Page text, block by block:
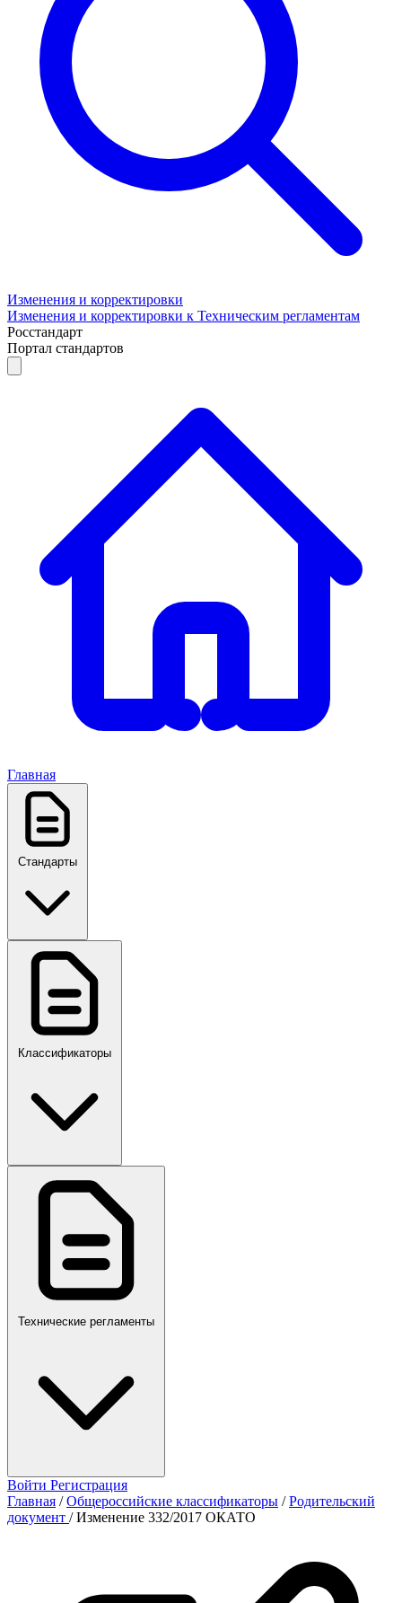
Изменения и корректировки
Изменения и корректировки к Техническим регламентам
Росстандарт
Портал стандартов
Главная
Стандарты
ГОСТ, ГОСТ Р, ПНСТ
ПР,Р,ПМГ,РМГ
Классификаторы
Технические регламенты
Войти Регистрация
Главная / Общероссийские классификаторы / Родительский
документ / Изменение 332/2017 ОКАТО